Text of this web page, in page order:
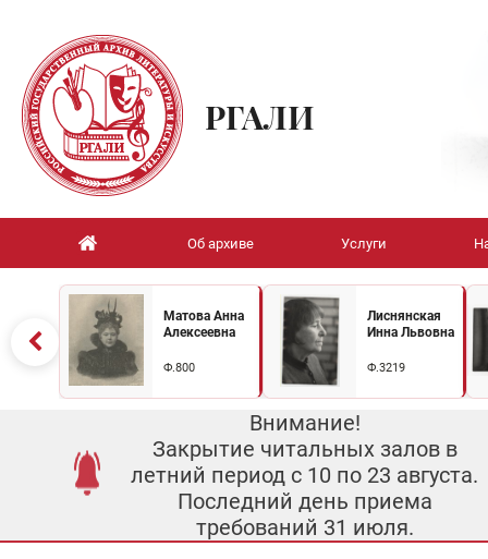
РГАЛИ
Об архиве Услуги
Матова Анна
Алексеевна
Ф.800
Лиснянская
Инна Львовна
Ф.3219
Внимание!
Закрытие читальных залов в
летний период с 10 по 23 августа.
Последний день приема
требований 31 июля.